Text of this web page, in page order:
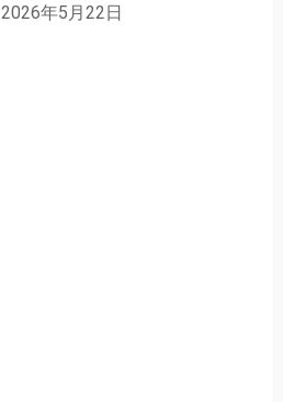
2026年5月22日